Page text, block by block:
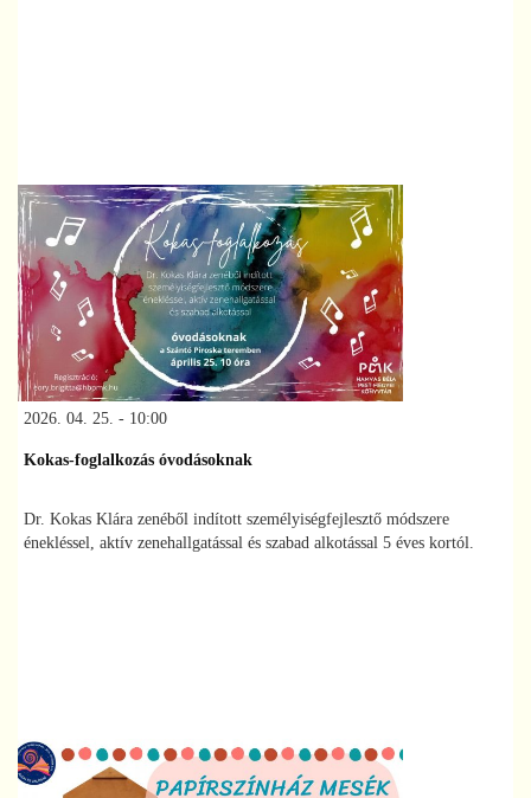
2026. 04. 25. - 10:00
Kokas-foglalkozás óvodásoknak
Dr. Kokas Klára zenéből indított személyiségfejlesztő módszere
énekléssel, aktív zenehallgatással és szabad alkotással 5 éves kortól.